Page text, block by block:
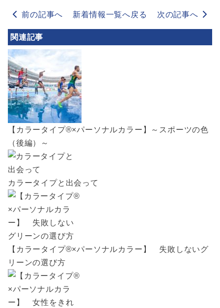
前の記事へ 新着情報一覧へ戻る 次の記事へ
関連記事
【カラータイプ®×パーソナルカラー】～スポーツの色
（後編）～
カラータイプと出会って
【カラータイプ®×パーソナルカラー】 失敗しないグ
リーンの選び方